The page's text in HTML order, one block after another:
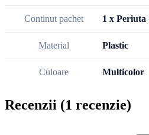
Continut pachet 1 x Periuta
Material Plastic
Culoare Multicolor
Recenzii (1 recenzie)